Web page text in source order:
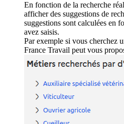
En fonction de la recherche
afficher des suggestions de
suggestions sont calculées en
avez saisis.
Par exemple si vous cherchez
France Travail peut vous